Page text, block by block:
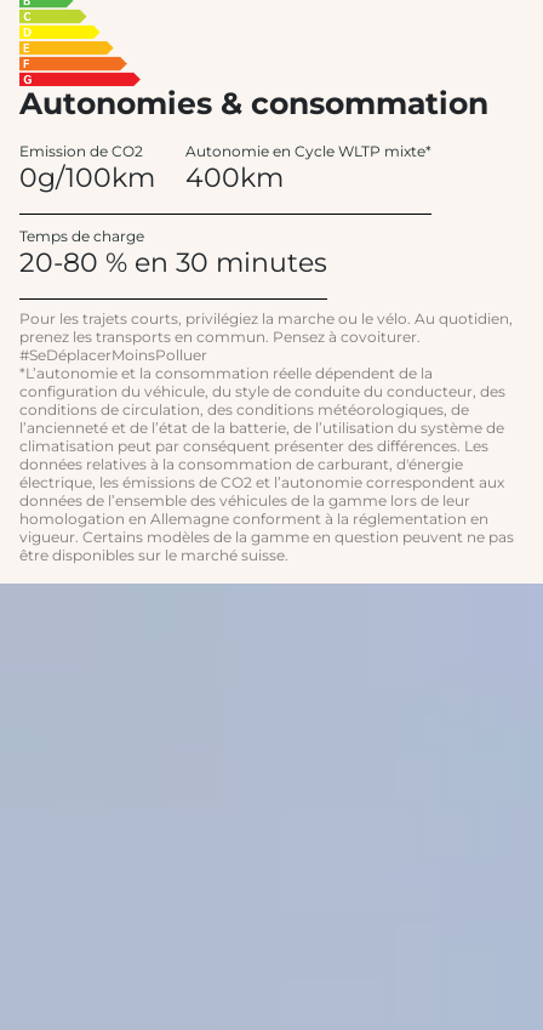
Autonomies & consommation
Emission de CO2
0g/100km
Autonomie en Cycle WLTP mixte*
400km
Temps de charge
20-80 % en 30 minutes
Pour les trajets courts, privilégiez la marche ou le vélo. Au quotidien,
prenez les transports en commun. Pensez à covoiturer.
#SeDéplacerMoinsPolluer
*L’autonomie et la consommation réelle dépendent de la
configuration du véhicule, du style de conduite du conducteur, des
conditions de circulation, des conditions météorologiques, de
l’ancienneté et de l’état de la batterie, de l’utilisation du système de
climatisation peut par conséquent présenter des différences. Les
données relatives à la consommation de carburant, d'énergie
électrique, les émissions de CO2 et l’autonomie correspondent aux
données de l’ensemble des véhicules de la gamme lors de leur
homologation en Allemagne conforment à la réglementation en
vigueur. Certains modèles de la gamme en question peuvent ne pas
être disponibles sur le marché suisse.